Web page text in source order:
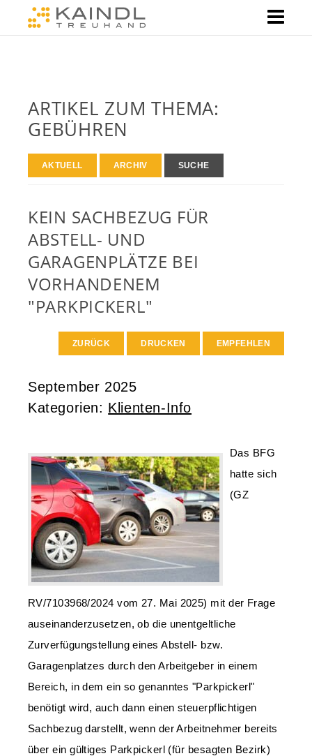
ARTIKEL ZUM THEMA:
GEBÜHREN
AKTUELL ARCHIV SUCHE
KEIN SACHBEZUG FÜR
ABSTELL- UND
GARAGENPLÄTZE BEI
VORHANDENEM
"PARKPICKERL"
ZURÜCK DRUCKEN EMPFEHLEN
September 2025
Kategorien: Klienten-Info
Das BFG
hatte sich
(GZ
RV/7103968/2024 vom 27. Mai 2025) mit der Frage
auseinanderzusetzen, ob die unentgeltliche
Zurverfügungstellung eines Abstell- bzw.
Garagenplatzes durch den Arbeitgeber in einem
Bereich, in dem ein so genanntes "Parkpickerl"
benötigt wird, auch dann einen steuerpflichtigen
Sachbezug darstellt, wenn der Arbeitnehmer bereits
über ein gültiges Parkpickerl (für besagten Bezirk)